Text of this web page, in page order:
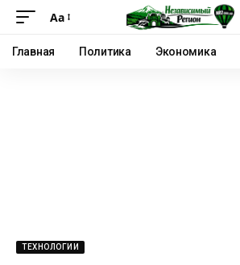
Аа
Главная Политика Экономика
ТЕХНОЛОГИИ